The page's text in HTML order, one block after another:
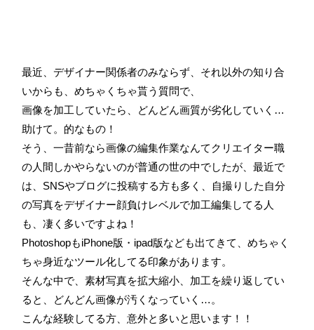
最近、デザイナー関係者のみならず、それ以外の知り合
いからも、めちゃくちゃ貰う質問で、
画像を加工していたら、どんどん画質が劣化していく…
助けて。的なもの！
そう、一昔前なら画像の編集作業なんてクリエイター職
の人間しかやらないのが普通の世の中でしたが、最近で
は、SNSやブログに投稿する方も多く、自撮りした自分
の写真をデザイナー顔負けレベルで加工編集してる人
も、凄く多いですよね！
PhotoshopもiPhone版・ipad版なども出てきて、めちゃく
ちゃ身近なツール化してる印象があります。
そんな中で、素材写真を拡大縮小、加工を繰り返してい
ると、どんどん画像が汚くなっていく…。
こんな経験してる方、意外と多いと思います！！